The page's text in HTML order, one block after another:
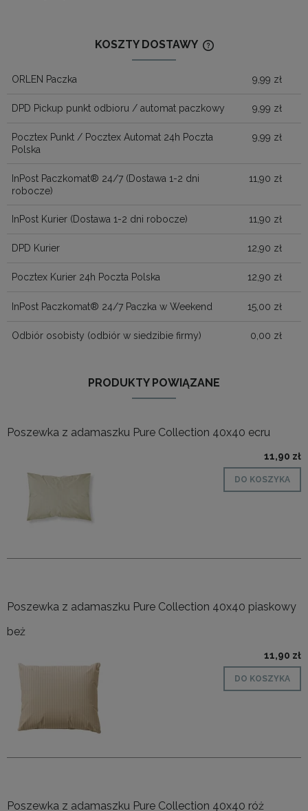
KOSZTY DOSTAWY
ORLEN Paczka 9,99 zł
DPD Pickup punkt odbioru / automat paczkowy 9,99 zł
Pocztex Punkt / Pocztex Automat 24h Poczta
Polska
9,99 zł
InPost Paczkomat® 24/7 (Dostawa 1-2 dni
robocze)
11,90 zł
InPost Kurier (Dostawa 1-2 dni robocze) 11,90 zł
DPD Kurier 12,90 zł
Pocztex Kurier 24h Poczta Polska 12,90 zł
InPost Paczkomat® 24/7 Paczka w Weekend 15,00 zł
Odbiór osobisty (odbiór w siedzibie firmy) 0,00 zł
PRODUKTY POWIĄZANE
Poszewka z adamaszku Pure Collection 40x40 ecru
11,90 zł
DO KOSZYKA
Poszewka z adamaszku Pure Collection 40x40 piaskowy
beż
11,90 zł
DO KOSZYKA
Poszewka z adamaszku Pure Collection 40x40 róż